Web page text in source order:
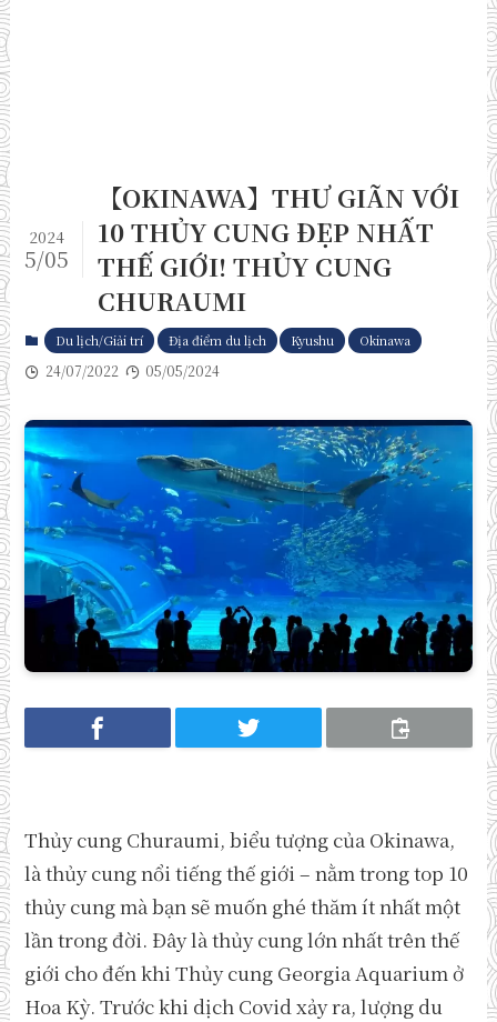
【OKINAWA】THƯ GIÃN VỚI
10 THỦY CUNG ĐẸP NHẤT
THẾ GIỚI! THỦY CUNG
CHURAUMI
2024
5/05
Du lịch/Giải trí Địa điểm du lịch Kyushu Okinawa
24/07/2022 05/05/2024
Thủy cung Churaumi, biểu tượng của Okinawa,
là thủy cung nổi tiếng thế giới – nằm trong top 10
thủy cung mà bạn sẽ muốn ghé thăm ít nhất một
lần trong đời. Đây là thủy cung lớn nhất trên thế
giới cho đến khi Thủy cung Georgia Aquarium ở
Hoa Kỳ. Trước khi dịch Covid xảy ra, lượng du